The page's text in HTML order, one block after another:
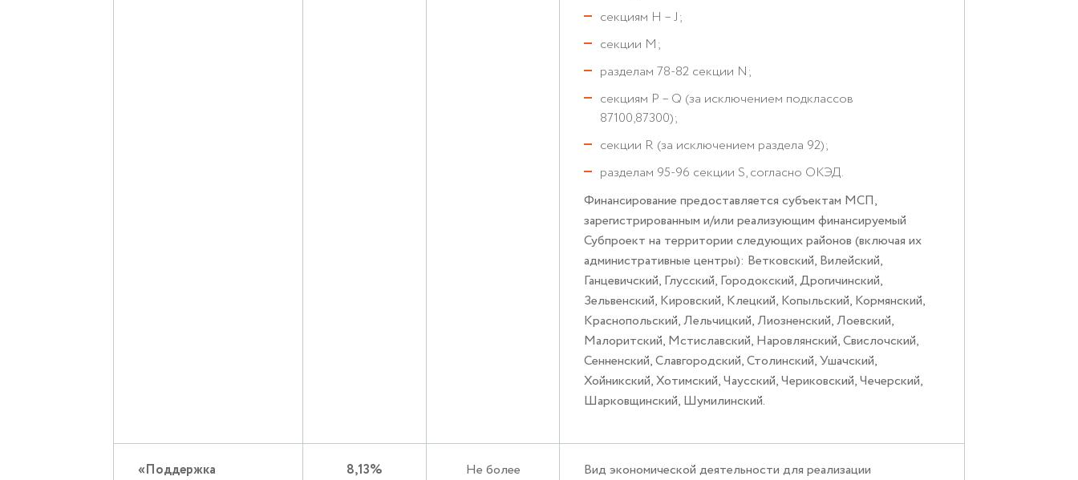
секциям H – J;
секции М;
разделам 78-82 секции N;
секциям P – Q (за исключением подклассов
87100,87300);
секции R (за исключением раздела 92);
разделам 95-96 секции S, согласно ОКЭД.
Финансирование предоставляется субъектам МСП,
зарегистрированным и/или реализующим финансируемый
Субпроект на территории следующих районов (включая их
административные центры): Ветковский, Вилейский,
Ганцевичский, Глусский, Городокский, Дрогичинский,
Зельвенский, Кировский, Клецкий, Копыльский, Кормянский,
Краснопольский, Лельчицкий, Лиозненский, Лоевский,
Малоритский, Мстиславский, Наровлянский, Свислочский,
Сенненский, Славгородский, Столинский, Ушачский,
Хойникский, Хотимский, Чаусский, Чериковский, Чечерский,
Шарковщинский, Шумилинский.
«Поддержка
8,13%
Не более
Вид экономической деятельности для реализации